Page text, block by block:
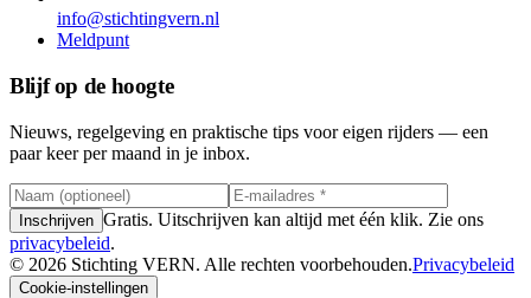
info@stichtingvern.nl
Meldpunt
Blijf op de hoogte
Nieuws, regelgeving en praktische tips voor eigen rijders — een
paar keer per maand in je inbox.
Inschrijven Gratis. Uitschrijven kan altijd met één klik. Zie ons
privacybeleid.
© 2026 Stichting VERN. Alle rechten voorbehouden.Privacybeleid
Cookie-instellingen